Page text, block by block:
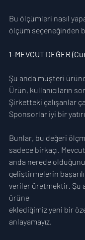
Bu ölçümleri nasıl
ölçüm seçeneğinden
1-MEVCUT DEĞER
Şu anda müşteri
Ürün, kullanıcıların
Şirketteki çalışanlar
Sponsorlar iyi bir
Bunlar, bu değeri
sadece birkaçı.
anda nerede
geliştirmelerin
veriler üretmektir. Şu
ürüne
eklediğimiz yeni bir
anlayamayız.